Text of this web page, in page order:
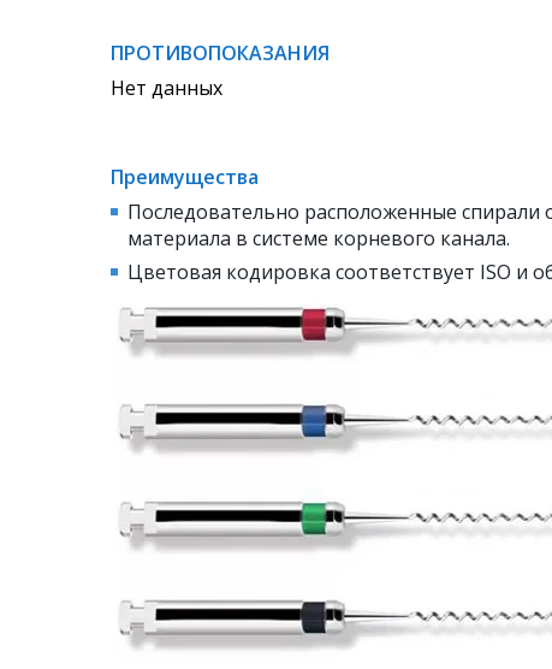
ПРОТИВОПОКАЗАНИЯ
Нет данных
Преимущества
Последовательно расположенные
материала в системе корневого канала.
Цветовая кодировка соответствует ISO и